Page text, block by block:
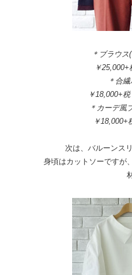
＊ブラウ
￥
＊合
￥18,000+
＊カーデ風
￥
次は、バルーンス
身頃はカットソーですが